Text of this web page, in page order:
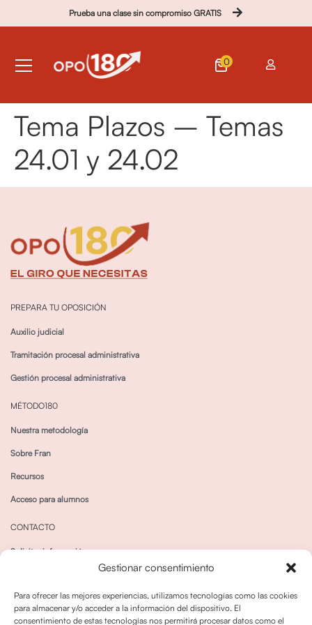
Gestionar consentimiento
Para ofrecer las mejores experiencias, utilizamos tecnologías como las cookies
para almacenar y/o acceder a la información del dispositivo. El
consentimiento de estas tecnologías nos permitirá procesar datos como el
Prueba una clase sin compromiso GRATIS
0
Tema Plazos – Temas
24.01 y 24.02
PREPARA TU OPOSICIÓN
Auxilio judicial
Tramitación procesal administrativa
Gestión procesal administrativa
MÉTODO180
Nuestra metodología
Sobre Fran
Recursos
Acceso para alumnos
CONTACTO
Solicitar información